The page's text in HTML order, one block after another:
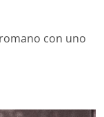
con uno